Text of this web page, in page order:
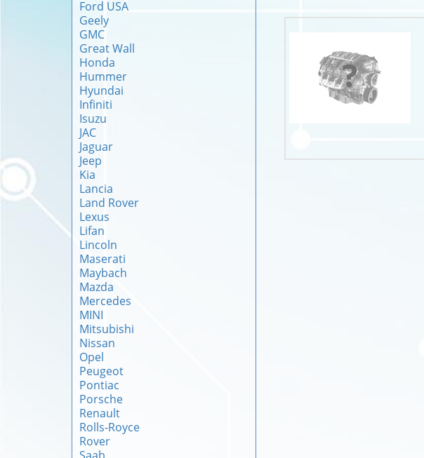
Ford USA
Geely
GMC
Great Wall
Honda
Hummer
Hyundai
Infiniti
Isuzu
JAC
Jaguar
Jeep
Kia
Lancia
Land Rover
Lexus
Lifan
Lincoln
Maserati
Maybach
Mazda
Mercedes
MINI
Mitsubishi
Nissan
Opel
Peugeot
Pontiac
Porsche
Renault
Rolls-Royce
Rover